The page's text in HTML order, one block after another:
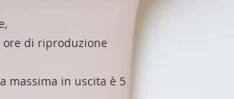
ore di riproduzione
massima in uscita è 5